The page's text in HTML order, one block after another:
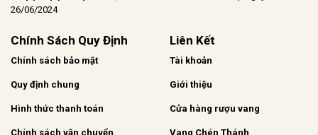
26/06/2024
Chính Sách Quy Định
Chính sách bảo mật
Quy định chung
Hình thức thanh toán
Chính sách vận chuyển
Liên Kết
Tài khoản
Giới thiệu
Cửa hàng rượu vang
Vang Chén Thánh